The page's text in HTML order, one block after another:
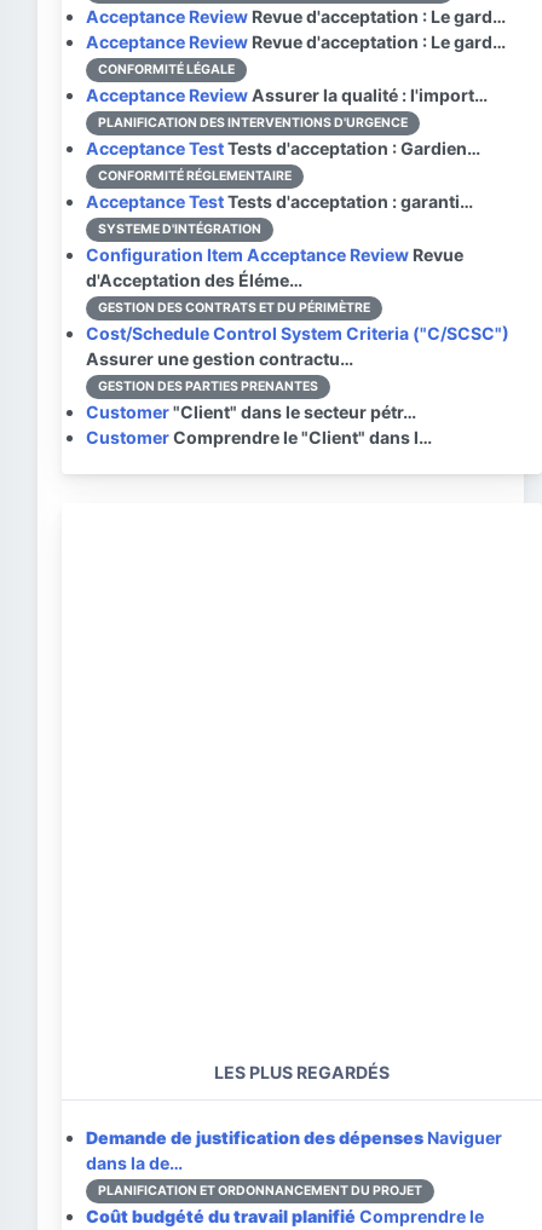
Acceptance Review Revue d'acceptation : Le gard…
Acceptance Review Revue d'acceptation : Le gard…
CONFORMITÉ LÉGALE
Acceptance ReviewAssurer la qualité : l'import…
PLANIFICATION DES INTERVENTIONS D'URGENCE
Acceptance TestTests d'acceptation : Gardien…
CONFORMITÉ RÉGLEMENTAIRE
Acceptance TestTests d'acceptation : garanti…
SYSTEME D'INTÉGRATION
Configuration Item Acceptance Review Revue
d'Acceptation des Éléme…
GESTION DES CONTRATS ET DU PÉRIMÈTRE
Cost/Schedule Control System Criteria ("C/SCSC")
Assurer une gestion contractu…
GESTION DES PARTIES PRENANTES
Customer"Client" dans le secteur pétr…
CustomerComprendre le "Client" dans l…
LES PLUS REGARDÉS
Demande de justification des dépenses Naviguer
dans la de…
PLANIFICATION ET ORDONNANCEMENT DU PROJET
Coût budgété du travail planifié Comprendre le